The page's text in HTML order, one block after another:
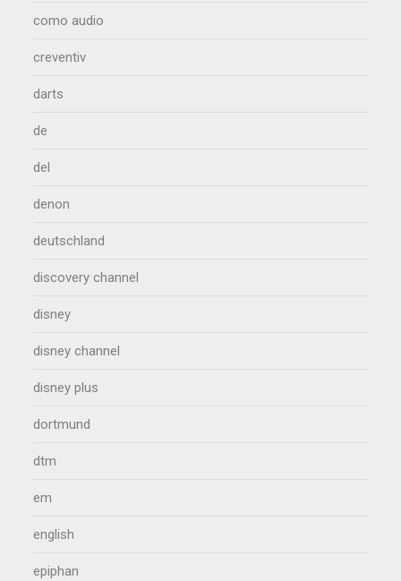
como audio
creventiv
darts
de
del
denon
deutschland
discovery channel
disney
disney channel
disney plus
dortmund
dtm
em
english
epiphan